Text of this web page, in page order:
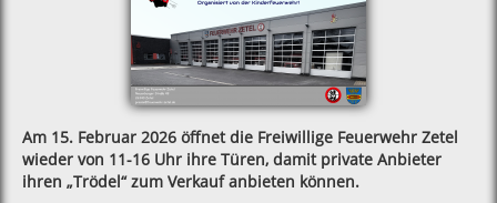
Am 15. Februar 2026 öffnet die Freiwillige Feuerwehr Zetel
wieder von 11-16 Uhr ihre Türen, damit private Anbieter
ihren „Trödel“ zum Verkauf anbieten können.